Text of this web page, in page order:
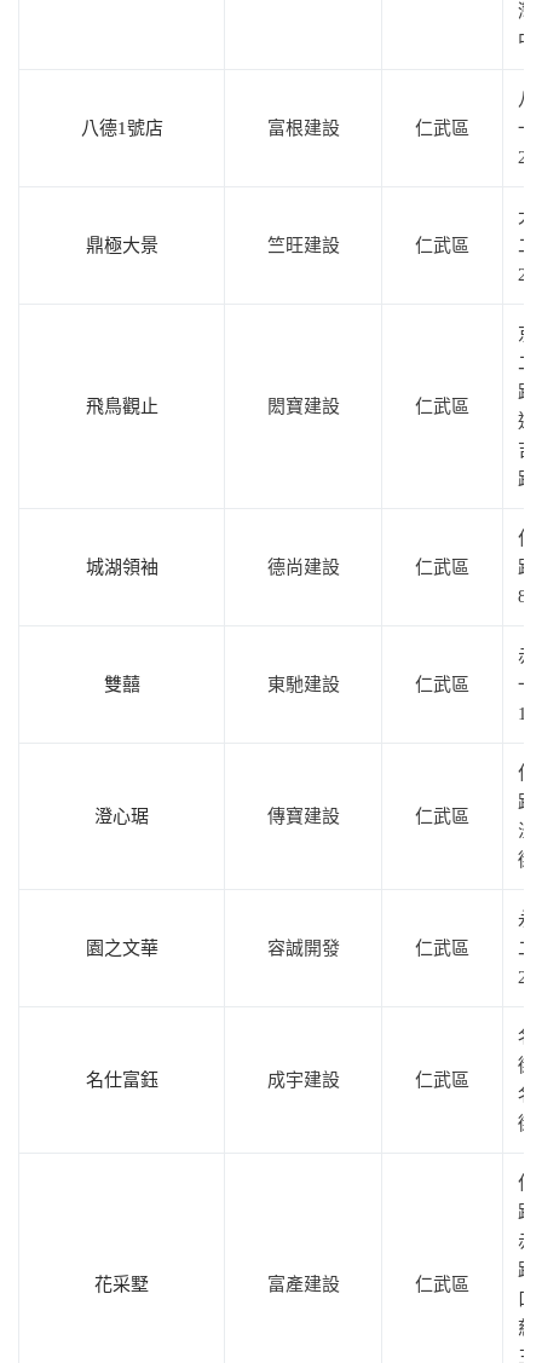
灣
中
八德1號店 富根建設 仁武區
八
一
鼎極大景 竺旺建設 仁武區
大
二
23
飛鳥觀止 閎寶建設 仁武區
京
二
路
近
吉
路
城湖領袖 德尚建設 仁武區
仁
路
80
雙囍 東馳建設 仁武區
赤
一
11
澄心琚 傳寶建設 仁武區
仁
路
澄
街
園之文華 容誠開發 仁武區
永
二
20
名仕富鈺 成宇建設 仁武區
名
街
名
街
花采墅 富產建設 仁武區
仁
路
赤
路
口
慈
三